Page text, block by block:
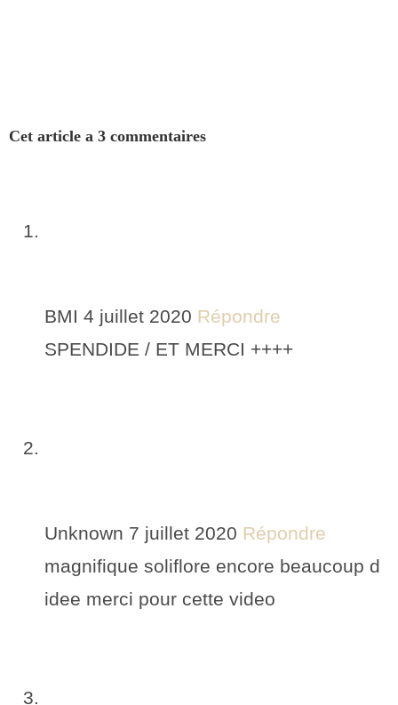
Cet article a 3 commentaires
BMI 4 juillet 2020 Répondre
SPENDIDE / ET MERCI ++++
Unknown 7 juillet 2020 Répondre
magnifique soliflore encore beaucoup d
idee merci pour cette video